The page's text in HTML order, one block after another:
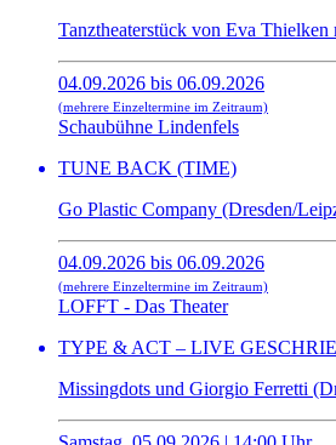
Tanztheaterstück von Eva
04.09.2026 bis 06.09.2026
(mehrere Einzeltermine im Zeitraum)
Schaubühne Lindenfels
TUNE BACK (TIME)
Go Plastic Company (Dresden/
04.09.2026 bis 06.09.2026
(mehrere Einzeltermine im Zeitraum)
LOFFT - Das Theater
TYPE & ACT – LIVE
Missingdots und Giorgio Ferretti